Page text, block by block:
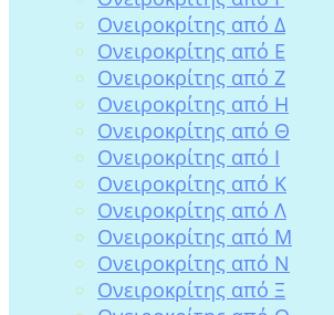
Ονειροκρίτης από Δ
Ονειροκρίτης από Ε
Ονειροκρίτης από Ζ
Ονειροκρίτης από Η
Ονειροκρίτης από Θ
Ονειροκρίτης από Ι
Ονειροκρίτης από Κ
Ονειροκρίτης από Λ
Ονειροκρίτης από Μ
Ονειροκρίτης από Ν
Ονειροκρίτης από Ξ